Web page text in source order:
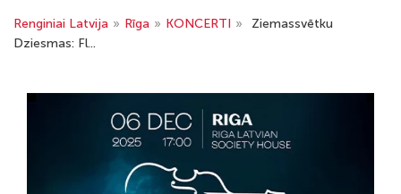
Renginiai Latvija » Rīga » KONCERTI »
Ziemassvētku
Dziesmas: Fl...